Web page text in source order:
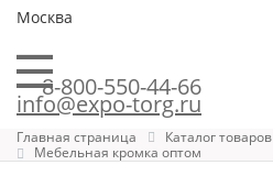
Москва
8-800-550-44-66
info@expo-torg.ru
Главная страница
Каталог товаров
Мебельная кромка оптом